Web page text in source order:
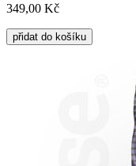
349,00 Kč
přidat do košíku